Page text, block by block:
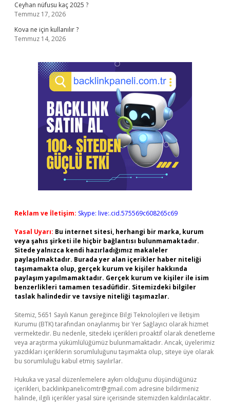
Ceyhan nüfusu kaç 2025 ?
Temmuz 17, 2026
Kova ne için kullanılır ?
Temmuz 14, 2026
Reklam ve İletişim: Skype: live:.cid.575569c608265c69
Yasal Uyarı: Bu internet sitesi, herhangi bir marka, kurum
veya şahıs şirketi ile hiçbir bağlantısı bulunmamaktadır.
Sitede yalnızca kendi hazırladığımız makaleler
paylaşılmaktadır. Burada yer alan içerikler haber niteliği
taşımamakta olup, gerçek kurum ve kişiler hakkında
paylaşım yapılmamaktadır. Gerçek kurum ve kişiler ile isim
benzerlikleri tamamen tesadüfidir. Sitemizdeki bilgiler
taslak halindedir ve tavsiye niteliği taşımazlar.
Sitemiz, 5651 Sayılı Kanun gereğince Bilgi Teknolojileri ve İletişim
Kurumu (BTK) tarafından onaylanmış bir Yer Sağlayıcı olarak hizmet
vermektedir. Bu nedenle, sitedeki içerikleri proaktif olarak denetleme
veya araştırma yükümlülüğümüz bulunmamaktadır. Ancak, üyelerimiz
yazdıkları içeriklerin sorumluluğunu taşımakta olup, siteye üye olarak
bu sorumluluğu kabul etmiş sayılırlar.
Hukuka ve yasal düzenlemelere aykırı olduğunu düşündüğünüz
içerikleri, backlinkpanelicomtr@gmail.com adresine bildirmeniz
halinde, ilgili içerikler yasal süre içerisinde sitemizden kaldırılacaktır.